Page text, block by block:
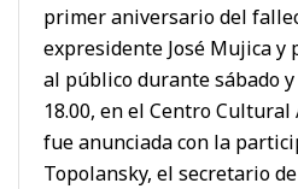
primer aniversario del
expresidente José Mujica y
al público durante sábado y
18.00, en el Centro Cultural
fue anunciada con la
Topolansky, el secretario